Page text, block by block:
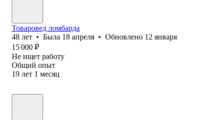
Товаровед ломбарда
48 лет • Была 18 апреля • Обновлено 12 января
15 000 ₽
Не ищет работу
Общий опыт
19 лет 1 месяц